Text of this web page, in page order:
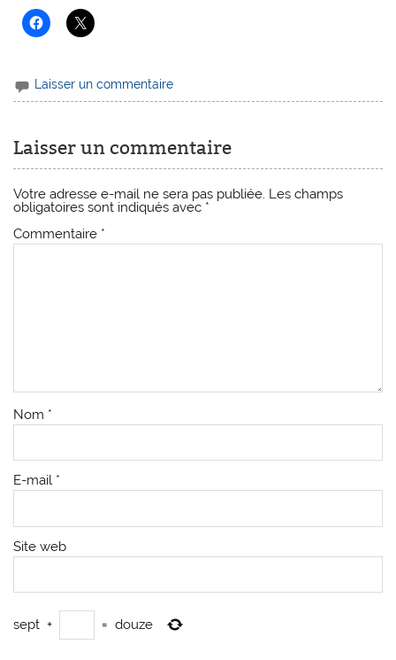
Laisser un commentaire
Laisser un commentaire
Votre adresse e-mail ne sera pas publiée. Les champs
obligatoires sont indiqués avec *
Commentaire *
Nom *
E-mail *
Site web
sept + = douze